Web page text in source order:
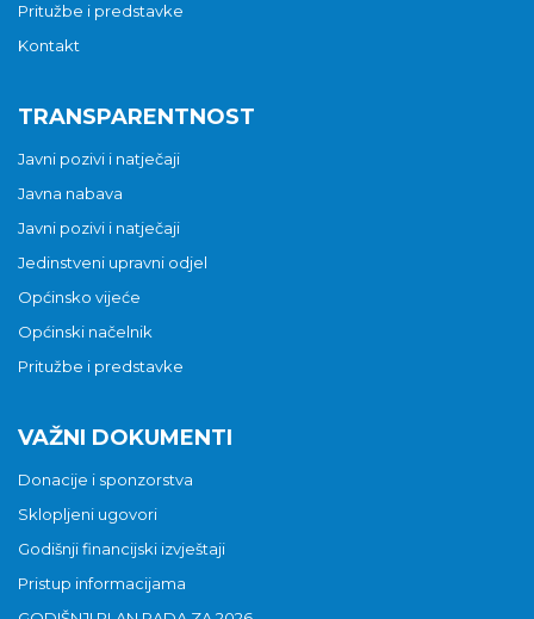
Pritužbe i predstavke
Kontakt
TRANSPARENTNOST
Javni pozivi i natječaji
Javna nabava
Javni pozivi i natječaji
Jedinstveni upravni odjel
Općinsko vijeće
Općinski načelnik
Pritužbe i predstavke
VAŽNI DOKUMENTI
Donacije i sponzorstva
Sklopljeni ugovori
Godišnji financijski izvještaji
Pristup informacijama